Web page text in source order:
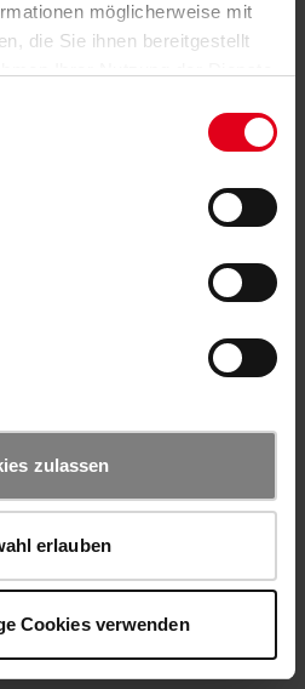
möglicherweise mit
die Sie ihnen bereitgestellt
zulassen
erlauben
Cookies verwenden